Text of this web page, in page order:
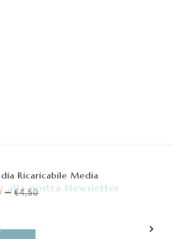
Ricaricabile Media
€4,50
alla nostra Newsletter